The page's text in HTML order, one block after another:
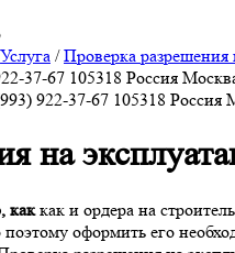
Услуга /Проверка
37-67 105318 Россия
922-37-67 105318 Россия
на
каккак и ордера на
оформить его